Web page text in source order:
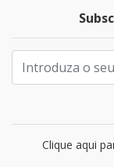
Clique aqui